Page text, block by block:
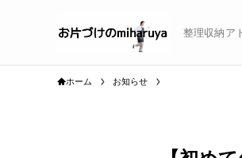
整理収納ア
ホーム お知らせ